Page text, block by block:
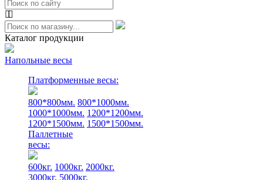
Каталог продукции
Напольные весы
Платформенные весы:
800*800мм. 800*1000мм.
1000*1000мм. 1200*1200мм.
1200*1500мм. 1500*1500мм.
Паллетные
весы:
600кг. 1000кг. 2000кг.
3000кг. 5000кг.